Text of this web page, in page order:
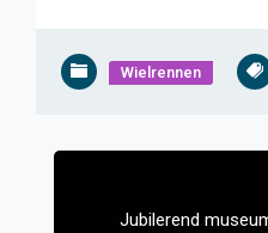
Wielrennen
Bericht
Jubilerend